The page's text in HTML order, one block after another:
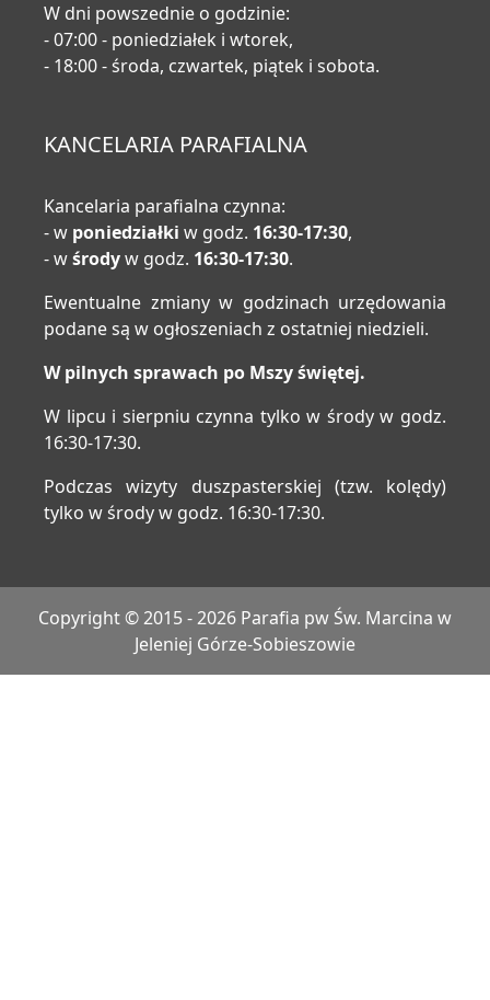
W dni powszednie o godzinie:
- 07:00 - poniedziałek i wtorek,
- 18:00 - środa, czwartek, piątek i sobota.
KANCELARIA PARAFIALNA
Kancelaria parafialna czynna:
- w poniedziałki w godz. 16:30-17:30,
- wśrodyw godz. 16:30-17:30.
Ewentualne zmiany w godzinach urzędowania
podane są w ogłoszeniach z ostatniej niedzieli.
W pilnych sprawach po Mszy świętej.
W lipcu i sierpniu czynna tylko w środy w godz.
16:30-17:30.
Podczas wizyty duszpasterskiej (tzw. kolędy)
tylko w środy w godz. 16:30-17:30.
Copyright © 2015 - 2026 Parafia pw Św. Marcina w
Jeleniej Górze-Sobieszowie